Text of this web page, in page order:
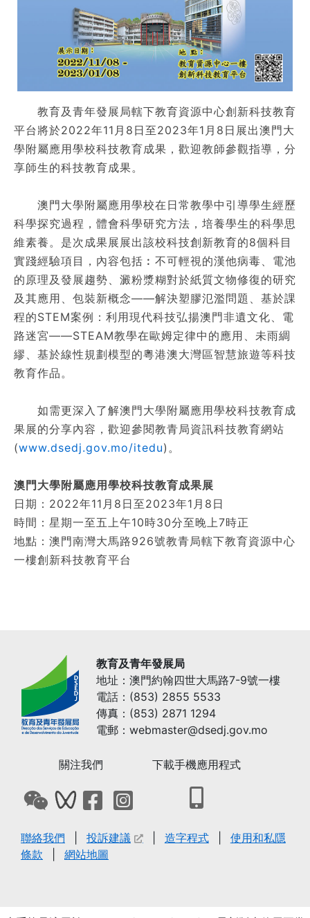
教育及青年發展局轄下教育資源中心創新科技教育
平台將於2022年11月8日至2023年1月8日展出澳門大
學附屬應用學校科技教育成果，歡迎教師參觀指導，分
享師生的科技教育成果。
澳門大學附屬應用學校在日常教學中引導學生經歷
科學探究過程，體會科學研究方法，培養學生的科學思
維素養。是次成果展展出該校科技創新教育的8個科目
實踐經驗項目，內容包括︰不可輕視的漢他病毒、電池
的原理及發展趨勢、澱粉漿糊對於紙質文物修復的研究
及其應用、包裝新概念——解決塑膠氾濫問題、基於課
程的STEM案例：利用現代科技弘揚澳門非遺文化、電
路迷宮——STEAM教學在歐姆定律中的應用、未雨綢
繆、基於線性規劃模型的粵港澳大灣區智慧旅遊等科技
教育作品。
如需更深入了解澳門大學附屬應用學校科技教育成
果展的分享內容，歡迎參閱教青局資訊科技教育網站
(www.dsedj.gov.mo/itedu)。
澳門大學附屬應用學校科技教育成果展
日期：2022年11月8日至2023年1月8日
時間：星期一至五上午10時30分至晚上7時正
地點：澳門南灣大馬路926號教青局轄下教育資源中心
一樓創新科技教育平台
教育及青年發展局
地址：澳門約翰四世大馬路7-9號一樓
電話：(853) 2855 5533
傳真：(853) 2871 1294
電郵：webmaster@dsedj.gov.mo
關注我們
打開教青局微信QRCode
打開教青局微信影音號QRCode
打開教青局Facebook專頁
下載手機應用程式
聯絡我們 投訴建議 造字程式
使用和私隱
條款
網站地圖